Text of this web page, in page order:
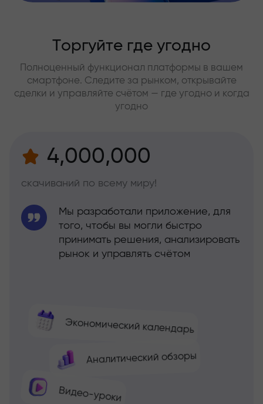
Торгуйте где угодно
Полноценный функционал платформы в вашем
смартфоне. Следите за рынком, открывайте
сделки и управляйте счётом — где угодно и когда
угодно
4,000,000
скачиваний по всему миру!
Экономический календарь
Аналитический обзоры
Видео-уроки
Мы разработали приложение, для
того, чтобы вы могли быстро
принимать решения, анализировать
рынок и управлять счётом